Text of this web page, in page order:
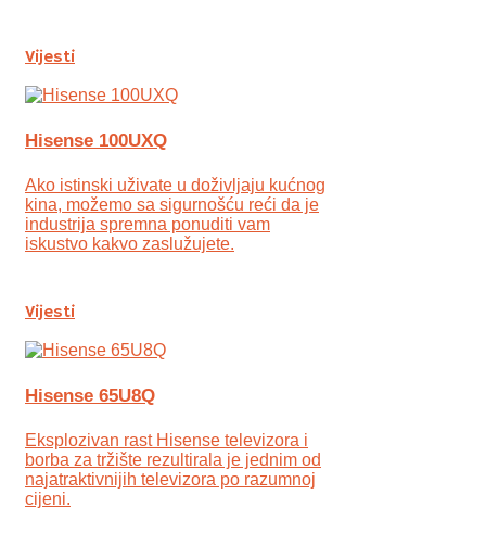
Vijesti
Hisense 100UXQ
Ako istinski uživate u doživljaju kućnog
kina, možemo sa sigurnošću reći da je
industrija spremna ponuditi vam
iskustvo kakvo zaslužujete.
Vijesti
Hisense 65U8Q
Eksplozivan rast Hisense televizora i
borba za tržište rezultirala je jednim od
najatraktivnijih televizora po razumnoj
cijeni.